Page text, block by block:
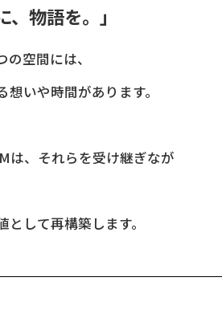
、物語を。」
の空間には、
想いや時間があります。
は、それらを受け継ぎなが
として再構築します。